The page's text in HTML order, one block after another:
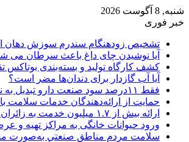
شنبه, 8 آگوست 2026
خبر فوری
تشخیص زودهنگام سندرم سوزش دهان
آیا نوشیدن چای داغ باعث سرطان می
کشف کارگاه تولید و بسته‌بندی بوتاکس
آیا آب گازدار برای دندان‌ها مضر است؟
فقط ۱۱‌درصد سود صنعت دارو تبدیل به نقدینگی شده است
حمایت از ارائه‌دهندگان خدمات سلامت
ارائه بیش از ۱.۷ میلیون خدمت به زائران اربعین/ استقرار پزشک خانواده در ۶۴ شهرستان
ورود حیوانات خانگی به مراکز تهیه و
سلامت مردم مناطق صنعتی به‌صورت